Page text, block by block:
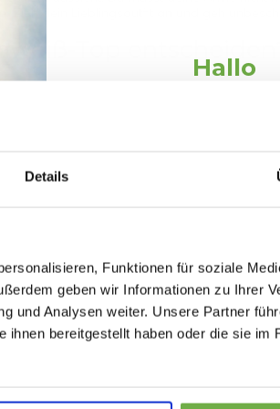
Details
Funktionen für soziale
geben wir Informationen zu Ihrer
und Analysen weiter. Unsere Partner
bereitgestellt haben oder die sie im
dein Lieblingsoutfit an und geh
Top entscheiden?
Hallo
Rabatten bis zu